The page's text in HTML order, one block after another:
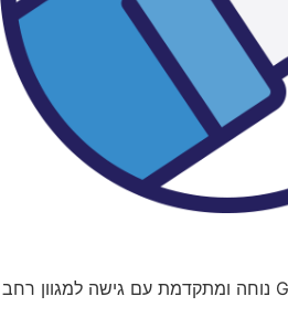
- מערכת הפעלה Google TV נוחה ומתקדמת עם גישה למגוון רחב